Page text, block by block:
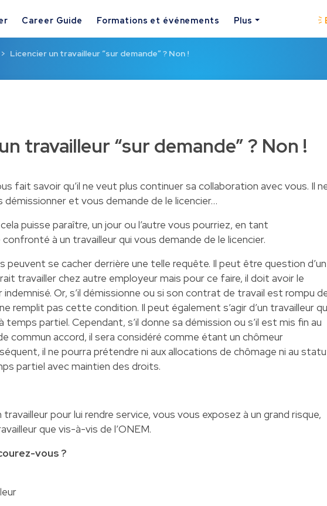
Career Guide Formations et événements Plus
Licencier un travailleur “sur demande” ? Non !
travailleur “sur demande” ? Non !
fait savoir qu’il ne veut plus continuer sa collaboration avec vous. Il
et vous demande de le licencier…
puisse paraître, un jour ou l’autre vous pourriez, en tant
à un travailleur qui vous demande de le licencier.
se cacher derrière une telle requête. Il peut être question d’un
travailler chez autre employeur mais pour ce faire, il doit avoir le
Or, s’il démissionne ou si son contrat de travail est rompu
remplit pas cette condition. Il peut également s’agir d’un travailleur
temps partiel. Cependant, s’il donne sa démission ou s’il est mis fin au
commun accord, il sera considéré comme étant un chômeur
il ne pourra prétendre ni aux allocations de chômage ni au
partiel avec maintien des droits.
travailleur pour lui rendre service, vous vous exposez à un grand risque,
que vis-à-vis de l’ONEM.
vous ?